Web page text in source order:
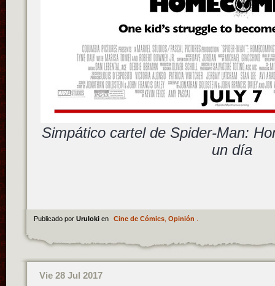
Simpático cartel de Spider-Man:
un día
Publicado por Uruloki en Cine de Cómics, Opinión
Vie 28 Jul 2017